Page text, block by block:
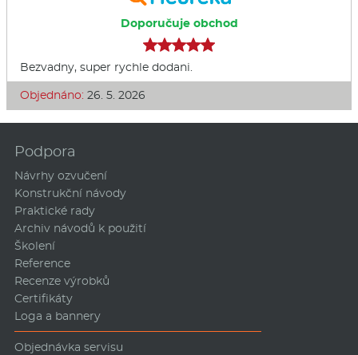
Doporučuje obchod
Bezvadny, super rychle dodani.
Objednáno: 26. 5. 2026
Podpora
Návrhy ozvučení
Konstrukční návody
Praktické rady
Archiv návodů k použití
Školení
Reference
Recenze výrobků
Certifikáty
Loga a bannery
Objednávka servisu